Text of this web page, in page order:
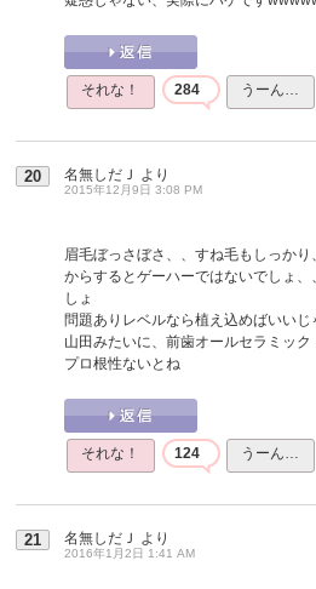
それな！ 284 うーん…
20 名無しだＪ より
2015年12月9日 3:08 PM
眉毛ぼっさぼさ、、すね毛もしっかり
からするとゲーハーではないでしょ
しょ
問題ありレベルなら植え込めばいいじ
山田みたいに、前歯オールセラミッ
プロ根性ないとね
それな！ 124 うーん…
21 名無しだＪ より
2016年1月2日 1:41 AM